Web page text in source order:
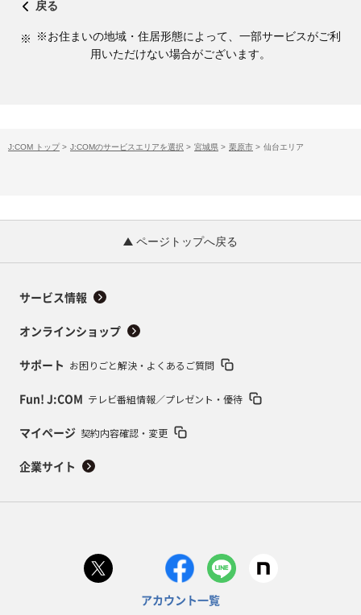
戻る
※お住まいの地域・住居形態によって、一部サービスがご利
用いただけない場合がございます。
J:COM トップ > J:COMのサービスエリアを選択 > 宮城県 > 栗原市 > 仙台エリア
ページトップへ戻る
サービス情報
オンラインショップ
サポート お困りごと解決・よくあるご質問
Fun! J:COM テレビ番組情報／プレゼント・優待
マイページ 契約内容確認・変更
企業サイト
アカウント一覧